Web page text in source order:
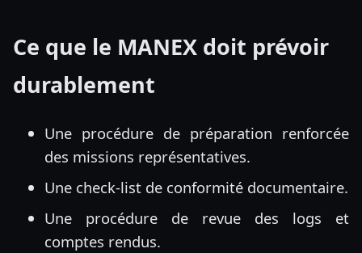
Ce que le MANEX doit prévoir
durablement
Une procédure de préparation renforcée
des missions représentatives.
Une check-list de conformité documentaire.
Une procédure de revue des logs et
comptes rendus.